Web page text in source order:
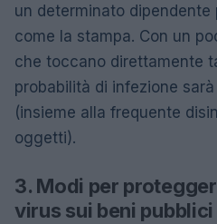
un determinato
come la stampa. Con un
che toccano direttamente
probabilità di infezione
(insieme alla frequente
oggetti).
3. Modi per
virus sui beni